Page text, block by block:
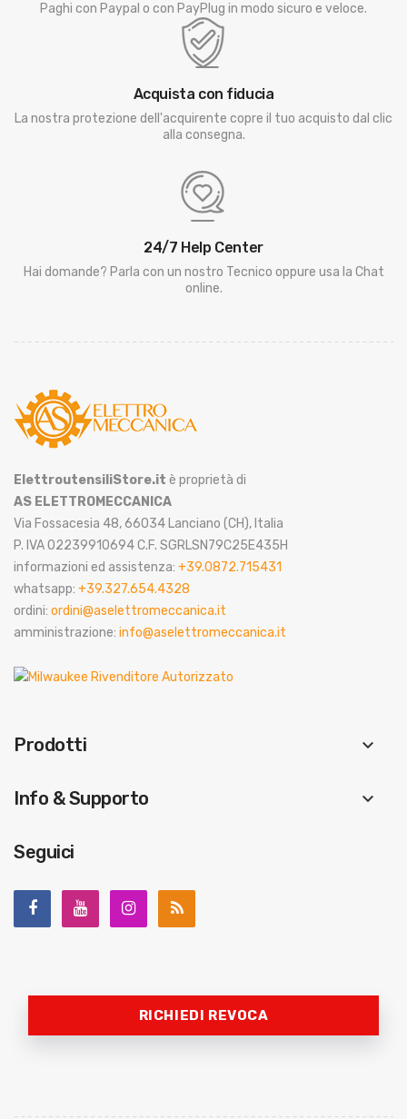
Paghi con Paypal o con PayPlug in modo sicuro e veloce.
Acquista con fiducia
La nostra protezione dell'acquirente copre il tuo acquisto dal clic
alla consegna.
24/7 Help Center
Hai domande? Parla con un nostro Tecnico oppure usa la Chat
online.
ElettroutensiliStore.it è proprietà di
AS ELETTROMECCANICA
Via Fossacesia 48, 66034 Lanciano (CH), Italia
P. IVA 02239910694 C.F. SGRLSN79C25E435H
informazioni ed assistenza: +39.0872.715431
whatsapp: +39.327.654.4328
ordini: ordini@aselettromeccanica.it
amministrazione: info@aselettromeccanica.it
Prodotti keyboard_arrow_down
Info & Supporto keyboard_arrow_down
Seguici
RICHIEDI REVOCA